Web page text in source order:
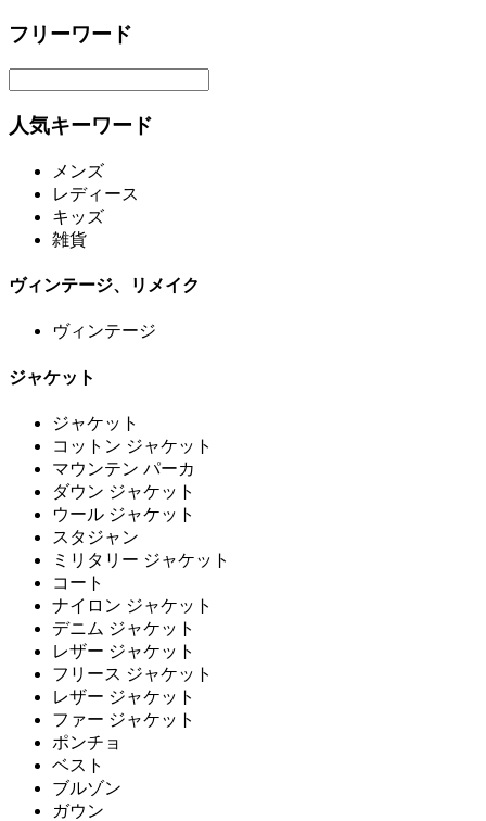
フリーワード
人気キーワード
メンズ
レディース
キッズ
雑貨
ヴィンテージ、リメイク
ヴィンテージ
ジャケット
ジャケット
コットン ジャケット
マウンテン パーカ
ダウン ジャケット
ウール ジャケット
スタジャン
ミリタリー ジャケット
コート
ナイロン ジャケット
デニム ジャケット
レザー ジャケット
フリース ジャケット
レザー ジャケット
ファー ジャケット
ポンチョ
ベスト
ブルゾン
ガウン